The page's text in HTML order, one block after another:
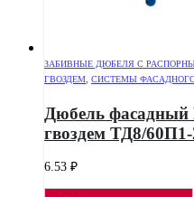
ЗАБИВНЫЕ ДЮБЕЛЯ С
ГВОЗДЕМ СИСТЕМЫ
Дюбель фасадный
гвоздем ТД8/60П1-
6.53 ₽